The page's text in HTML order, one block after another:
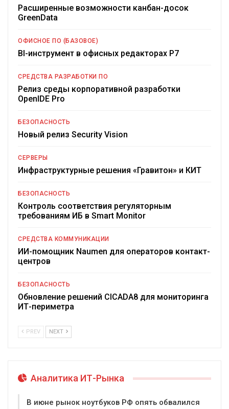
Расширенные возможности канбан-досок
GreenData
ОФИСНОЕ ПО (БАЗОВОЕ)
BI-инструмент в офисных редакторах Р7
СРЕДСТВА РАЗРАБОТКИ ПО
Релиз среды корпоративной разработки
OpenIDE Pro
БЕЗОПАСНОСТЬ
Новый релиз Security Vision
СЕРВЕРЫ
Инфраструктурные решения «Гравитон» и КИТ
БЕЗОПАСНОСТЬ
Контроль соответствия регуляторным
требованиям ИБ в Smart Monitor
СРЕДСТВА КОММУНИКАЦИИ
ИИ-помощник Naumen для операторов контакт-
центров
БЕЗОПАСНОСТЬ
Обновление решений CICADA8 для мониторинга
ИТ-периметра
PREV NEXT
Аналитика ИТ-Рынка
В июне рынок ноутбуков РФ опять обвалился